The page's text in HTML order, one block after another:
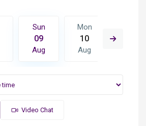
Sun
09
Aug
Mon
10
Aug
Video Chat